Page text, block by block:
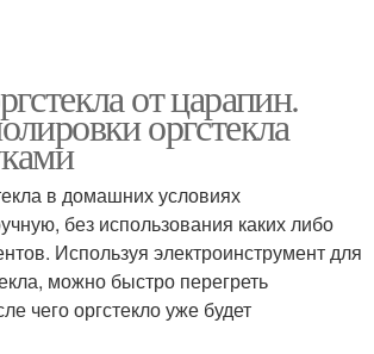
от царапин.
оргстекла
в домашних условиях
без использования каких либо
Используя электроинструмент для
можно быстро перегреть
чего оргстекло уже будет